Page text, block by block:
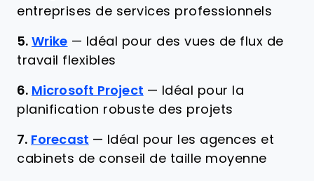
entreprises de services professionnels
5. Wrike — Idéal pour des vues de flux de
travail flexibles
6. Microsoft Project — Idéal pour la
planification robuste des projets
7. Forecast — Idéal pour les agences et
cabinets de conseil de taille moyenne